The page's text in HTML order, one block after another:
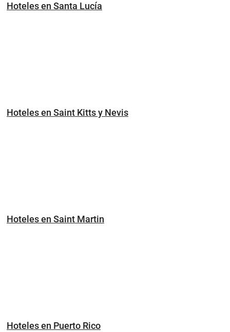
Hoteles en Santa Lucía
Hoteles en Saint Kitts y Nevis
Hoteles en Saint Martin
Hoteles en Puerto Rico